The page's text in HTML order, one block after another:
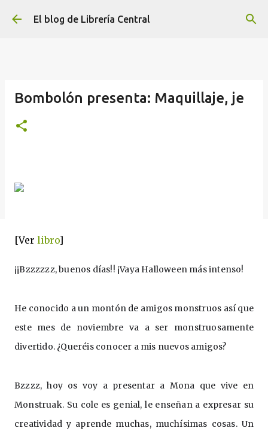
Ir al contenido principal
El blog de Librería Central
Bombolón presenta: Maquillaje, je
[Ver libro]
¡¡Bzzzzzz, buenos días!! ¡Vaya Halloween más intenso!
He conocido a un montón de amigos monstruos así que
este mes de noviembre va a ser monstruosamente
divertido. ¿Queréis conocer a mis nuevos amigos?
Bzzzz, hoy os voy a presentar a Mona que vive en
Monstruak. Su cole es genial, le enseñan a expresar su
creatividad y aprende muchas, muchísimas cosas. Un